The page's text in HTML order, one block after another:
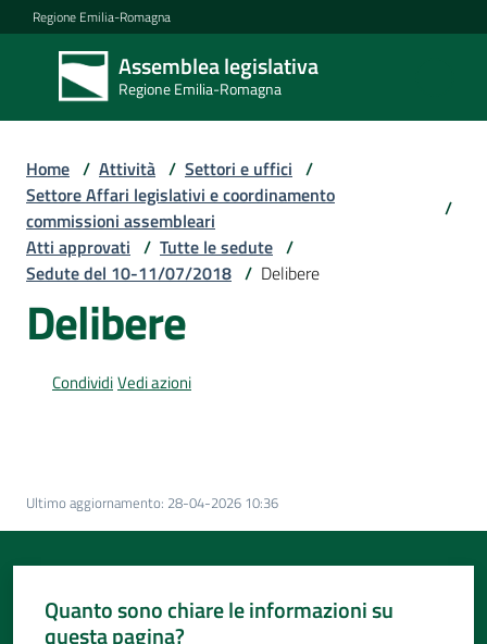
Vai al contenuto
Vai alla navigazione
Vai al footer
Regione Emilia-Romagna
Assemblea legislativa
Regione Emilia-Romagna
Assemblea
legislativa
Regione Emilia-
Assemblea
Attività
Per
Per
Home / Attività / Settori e uffici /
Settore Affari legislativi e coordinamento
commissioni assembleari
/
Atti approvati / Tutte le sedute /
Sedute del 10-11/07/2018 / Delibere
Delibere
CondividiVedi azioni
Ultimo aggiornamento: 28-04-2026 10:36
Quanto sono chiare le informazioni su
questa pagina?